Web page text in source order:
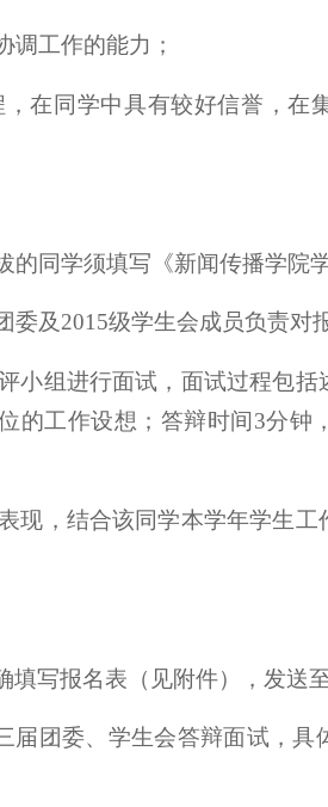
调工作的能力；
在同学中具有较好信誉，在
同学须填写《新闻传播学院
及2015级学生会成员负责对
小组进行面试，面试过程包
的工作设想；答辩时间3分钟
现，结合该同学本学年学生
写报名表（见附件），发送至
团委、学生会答辩面试，具